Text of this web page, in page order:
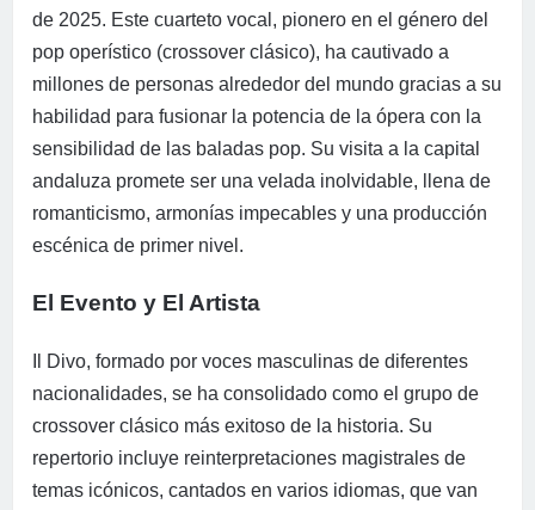
de 2025. Este cuarteto vocal, pionero en el género del
pop operístico (crossover clásico), ha cautivado a
millones de personas alrededor del mundo gracias a su
habilidad para fusionar la potencia de la ópera con la
sensibilidad de las baladas pop. Su visita a la capital
andaluza promete ser una velada inolvidable, llena de
romanticismo, armonías impecables y una producción
escénica de primer nivel.
El Evento y El Artista
Il Divo, formado por voces masculinas de diferentes
nacionalidades, se ha consolidado como el grupo de
crossover clásico más exitoso de la historia. Su
repertorio incluye reinterpretaciones magistrales de
temas icónicos, cantados en varios idiomas, que van